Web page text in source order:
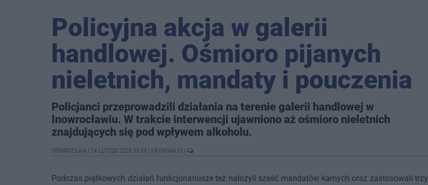
Policyjna akcja w galerii
handlowej. Ośmioro pijanych
nieletnich, mandaty i pouczenia
Policjanci przeprowadzili działania na terenie galerii handlowej w
Inowrocławiu. W trakcie interwencji ujawniono aż ośmioro nieletnich
znajdujących się pod wpływem alkoholu.
INOWROCŁAW 24 LUTEGO 2026 09:39 KRYMINAŁKI
Podczas piątkowych działań funkcjonariusze też nałożyli sześć mandatów karnych oraz zastosowali trzy